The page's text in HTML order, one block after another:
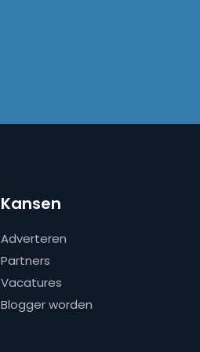
Kansen
Adverteren
Partners
Vacatures
Blogger worden